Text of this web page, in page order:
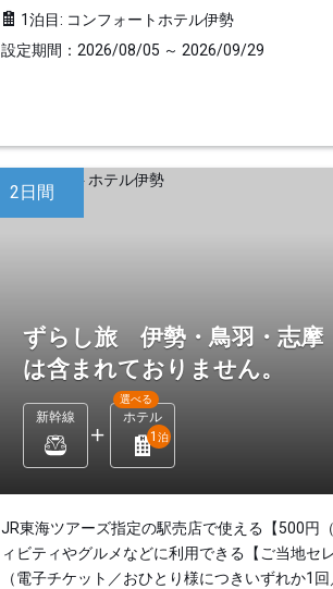
1泊目: コンフォートホテル伊勢
設定期間：2026/08/05 ～ 2026/09/29
2日間
ずらし旅 伊勢・鳥羽・志
は含まれておりません。
新幹線 ホテル
選べる
1 泊
JR東海ツアーズ指定の駅売店で使える【500円
ィビティやグルメなどに利用できる【ご当地セ
（電子チケット／おひとり様につきいずれか1